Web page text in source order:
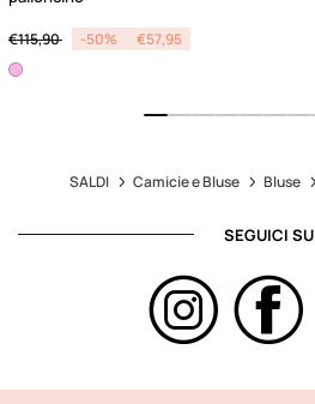
Price reduced from
€115,90 to -50% €57,95
SALDI Camicie e Bluse Bluse
SEGUICI SU